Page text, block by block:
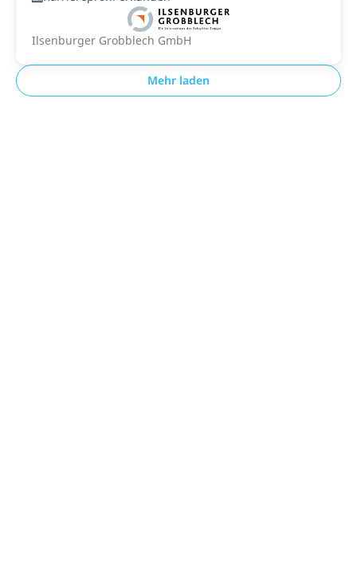
Ilsenburger Grobblech GmbH
Mehr laden